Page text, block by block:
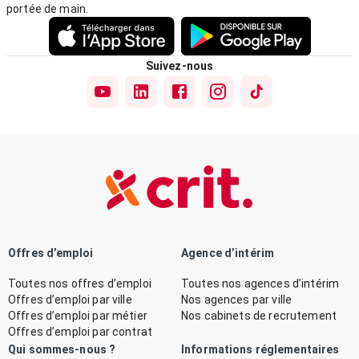
portée de main.
Suivez-nous
Offres d’emploi
Toutes nos offres d’emploi
Offres d’emploi par ville
Offres d’emploi par métier
Offres d’emploi par contrat
Agence d’intérim
Toutes nos agences d’intérim
Nos agences par ville
Nos cabinets de recrutement
Qui sommes-nous ? Informations réglementaires